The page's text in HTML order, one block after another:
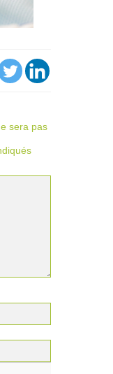
sera pas